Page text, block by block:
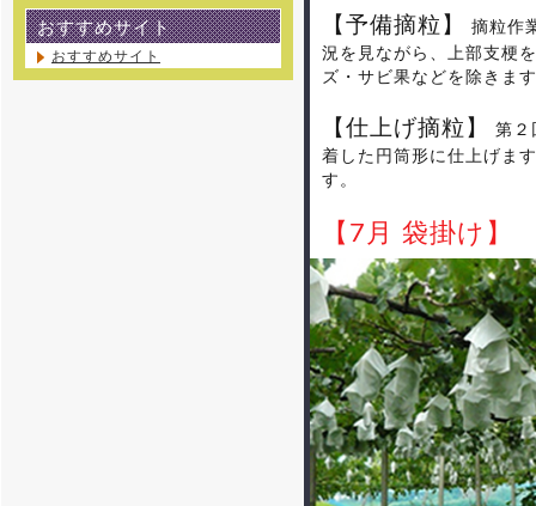
【予備摘粒】
摘粒作
況を見ながら、上部支梗
ズ・サビ果などを除きま
【仕上げ摘粒】
第２
着した円筒形に仕上げま
す。
【7月 袋掛け】
おすすめサイト
おすすめサイト